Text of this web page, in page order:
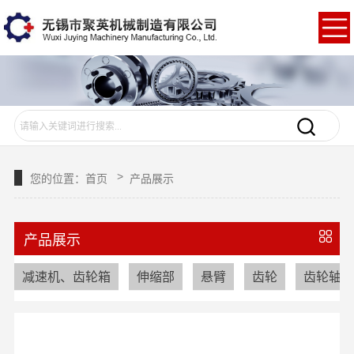
您的位置： 首页 > 产品展示
产品展示
减速机、齿轮箱 伸缩部 悬臂 齿轮 齿轮轴